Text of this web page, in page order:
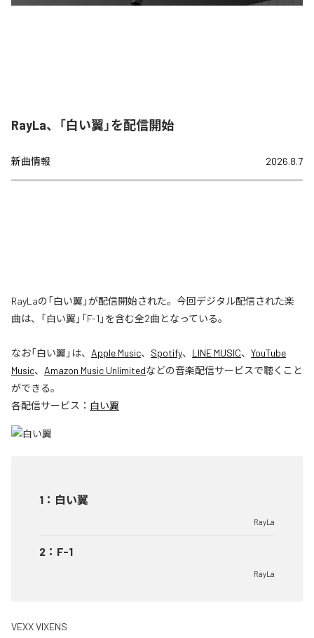
RayLa、「白い翼」を配信開始
新曲情報 2026.8.7
RayLaの「白い翼」が配信開始された。今回デジタル配信された楽
曲は、「白い翼」「F-1」を含む全2曲となっている。
なお「白い翼 」は、 Apple Music、 Spotify、 LINE MUSIC、 YouTube
Music、 Amazon Music Unlimitedなどの音楽配信サービスで聴くこと
ができる。
各配信サービス： 白い翼
1 ： 白い翼
RayLa
2 ： F-1
RayLa
VEXX VIXENS